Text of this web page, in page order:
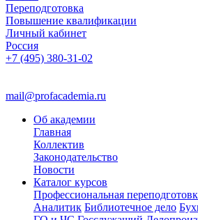
Переподготовка
Повышение квалификации
Личный кабинет
Россия
+7 (495) 380-31-02
mail@profacademia.ru
Об академии
Главная
Коллектив
Законодательство
Новости
Каталог курсов
Профессиональная
Аналитик Библиотечное дело